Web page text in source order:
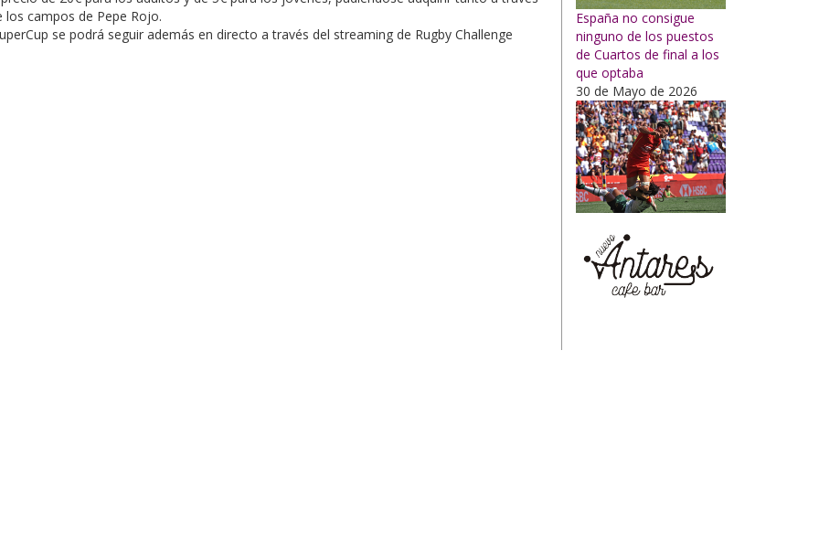
campos de Pepe Rojo.
se podrá seguir además en directo a través del streaming de Rugby Challenge
España no consigue
ninguno de los puestos
de Cuartos de final a los
que optaba
30 de Mayo de 2026